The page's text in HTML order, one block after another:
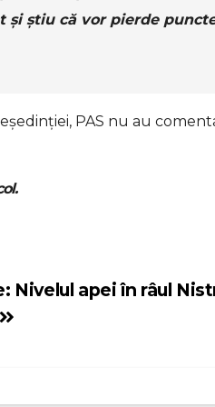
și știu că vor pierde
PAS nu au
Nivelul apei în râul